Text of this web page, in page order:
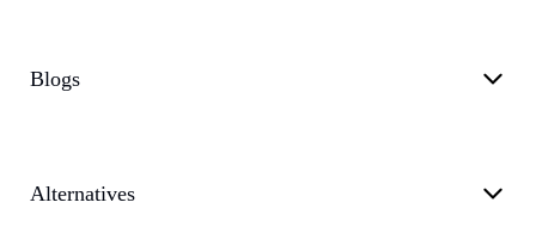
Blogs
Alternatives